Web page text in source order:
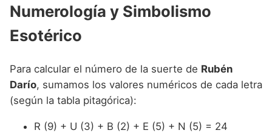
Numerología y Simbolismo
Esotérico
Para calcular el número de la suerte de Rubén
Darío, sumamos los valores numéricos de cada letra
(según la tabla pitagórica):
R (9) + U (3) + B (2) + E (5) + N (5) = 24